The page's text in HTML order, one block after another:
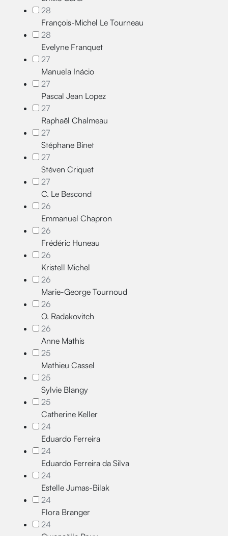
28
François-Michel Le Tourneau
28
Evelyne Franquet
27
Manuela Inácio
27
Pascal Jean Lopez
27
Raphaël Chalmeau
27
Stéphane Binet
27
Stéven Criquet
27
C. Le Bescond
26
Emmanuel Chapron
26
Frédéric Huneau
26
Kristell Michel
26
Marie-George Tournoud
26
O. Radakovitch
26
Anne Mathis
25
Mathieu Cassel
25
Sylvie Blangy
25
Catherine Keller
24
Eduardo Ferreira
24
Eduardo Ferreira da Silva
24
Estelle Jumas-Bilak
24
Flora Branger
24